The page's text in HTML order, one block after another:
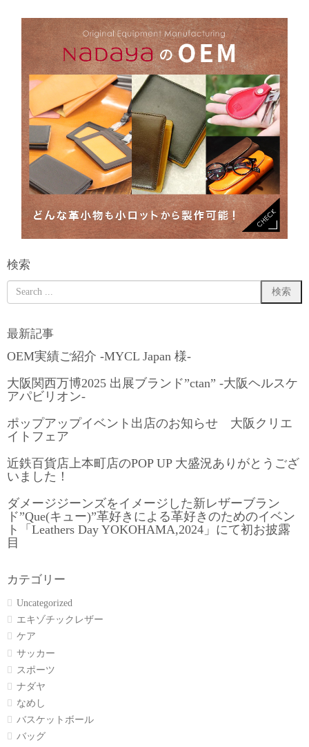
k
検索
最新記事
OEM実績ご紹介 -MYCL Japan 様-
大阪関西万博2025 出展ブランド”ctan” -大阪ヘルスケ
アパビリオン-
ポップアップイベント出店のお知らせ 大阪クリエ
イトフェア
近鉄百貨店上本町店のPOP UP 大盛況ありがとうござ
いました！
ダメージジーンズをイメージした新レザーブラン
ド”Que(キュー)”革好きによる革好きのためのイベン
ト「Leathers Day YOKOHAMA,2024」にて初お披露
目
カテゴリー
Uncategorized
エキゾチックレザー
ケア
サッカー
スポーツ
ナダヤ
なめし
バスケットボール
バッグ